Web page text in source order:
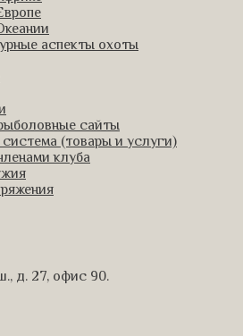
аспекты охоты
сайты
(товары и услуги)
клуба
д. 27, офис 90.